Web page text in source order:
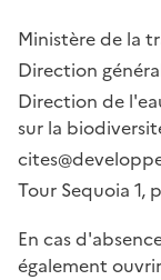
Ministère de la
Direction
Direction de
sur la
Tour Sequoia 1,
En cas
également